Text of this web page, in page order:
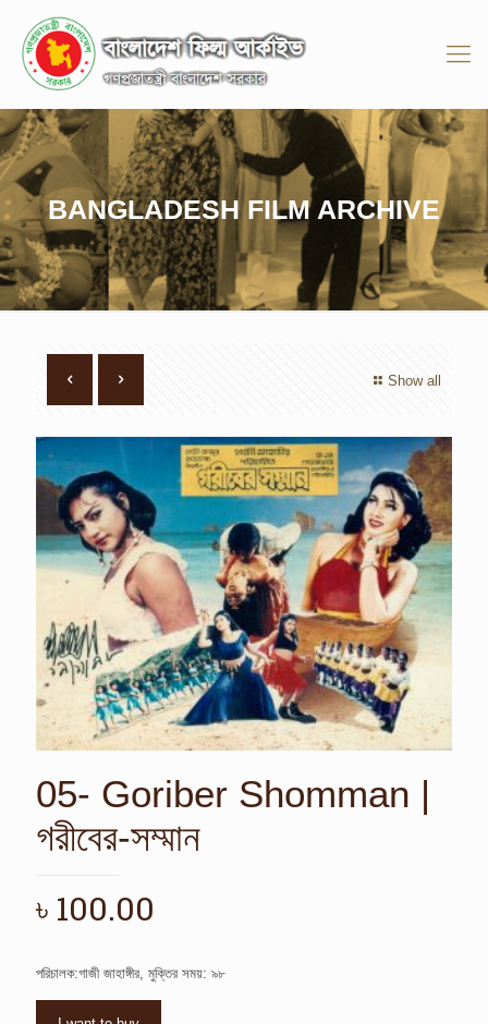
BANGLADESH FILM ARCHIVE
Show all
05- Goriber Shomman |
গরীবের-সম্মান
৳ 100.00
পরিচালক:গাজী জাহাঙ্গীর, মুক্তির সময়: ৯৮